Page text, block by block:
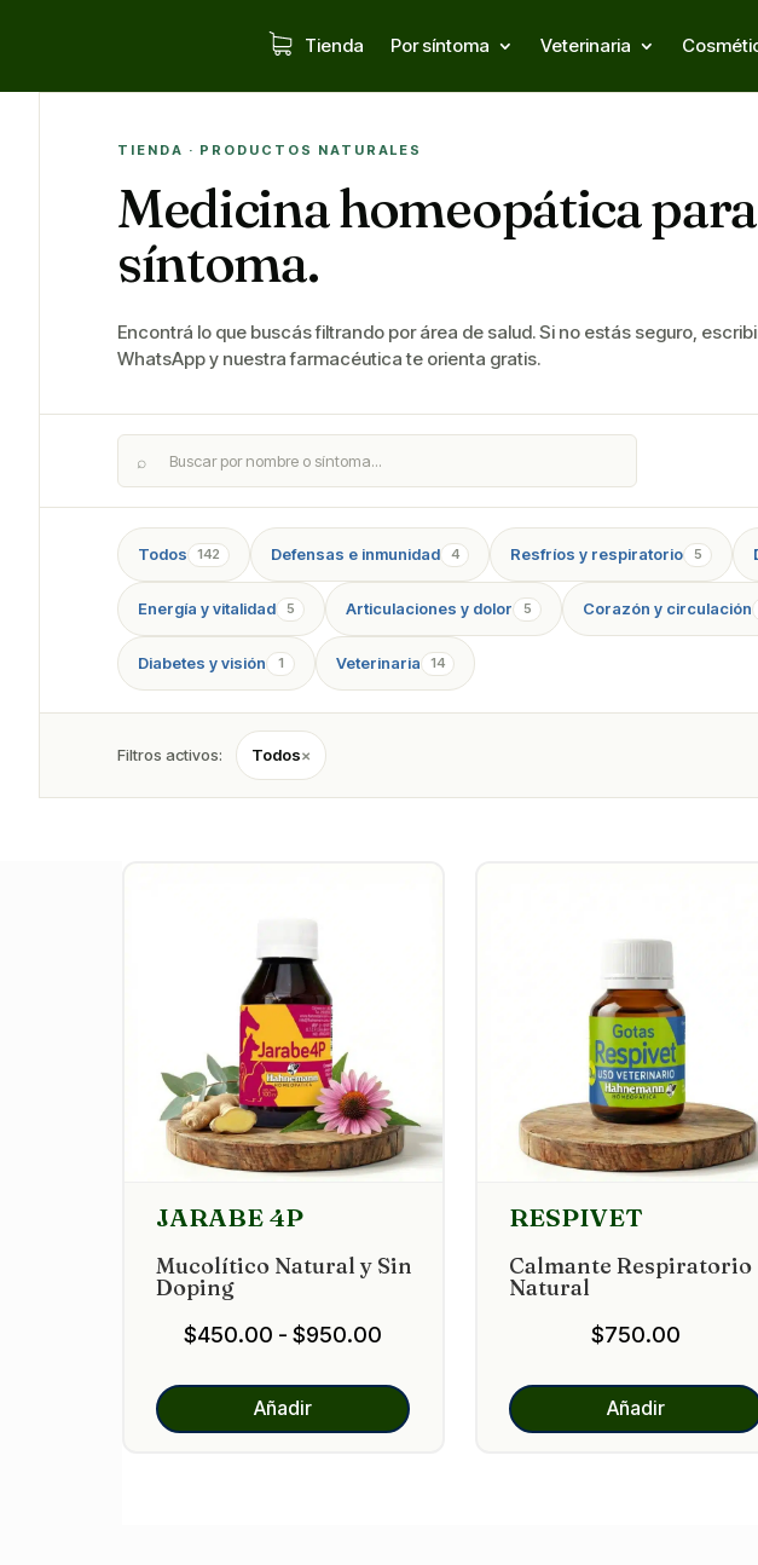
Tienda Por síntoma Veterinaria
TIENDA · PRODUCTOS NATURALES
Medicina homeopática
síntoma.
Encontrá lo que buscás filtrando por área de salud. Si no estás seguro,
WhatsApp y nuestra farmacéutica te orienta gratis.
⌕
Todos 142 Defensas e inmunidad 4 Resfríos y respiratorio 5
Energía y vitalidad 5 Articulaciones y dolor 5 Corazón y circulación
Diabetes y visión 1 Veterinaria 14
Filtros activos: Todos×
JARABE 4P
Mucolítico Natural y Sin
Doping
$450.00 - $950.00
precios:
desde
Añadir
RESPIVET
Calmante Respiratorio
Natural
$750.00
Añadir